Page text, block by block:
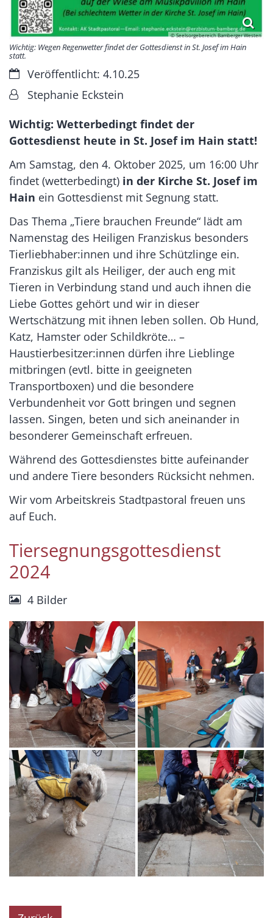
© Seelsorgebereich Bamberger Westen
Wichtig: Wegen Regenwetter findet der Gottesdienst in St. Josef im Hain
statt.
Datum:Veröffentlicht: 4.10.25
Von:Stephanie Eckstein
Wichtig: Wetterbedingt findet der
Gottesdienst heute in St. Josef im Hain statt!
Am Samstag, den 4. Oktober 2025, um 16:00 Uhr
findet (wetterbedingt) in der Kirche St. Josef im
Hain ein Gottesdienst mit Segnung statt.
Das Thema „Tiere brauchen Freunde“ lädt am
Namenstag des Heiligen Franziskus besonders
Tierliebhaber:innen und ihre Schützlinge ein.
Franziskus gilt als Heiliger, der auch eng mit
Tieren in Verbindung stand und auch ihnen die
Liebe Gottes gehört und wir in dieser
Wertschätzung mit ihnen leben sollen. Ob Hund,
Katz, Hamster oder Schildkröte… –
Haustierbesitzer:innen dürfen ihre Lieblinge
mitbringen (evtl. bitte in geeigneten
Transportboxen) und die besondere
Verbundenheit vor Gott bringen und segnen
lassen. Singen, beten und sich aneinander in
besonderer Gemeinschaft erfreuen.
Während des Gottesdienstes bitte aufeinander
und andere Tiere besonders Rücksicht nehmen.
Wir vom Arbeitskreis Stadtpastoral freuen uns
auf Euch.
Tiersegnungsgottesdienst
2024
4 Bilder